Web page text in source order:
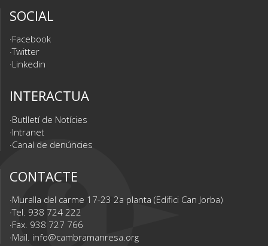
SOCIAL
Facebook
Twitter
Linkedin
INTERACTUA
Butlletí de Notícies
Intranet
Canal de denúncies
CONTACTE
Muralla del carme 17-23 2a planta (Edifici Can Jorba)
Tel. 938 724 222
Fax. 938 727 766
Mail. info@cambramanresa.org